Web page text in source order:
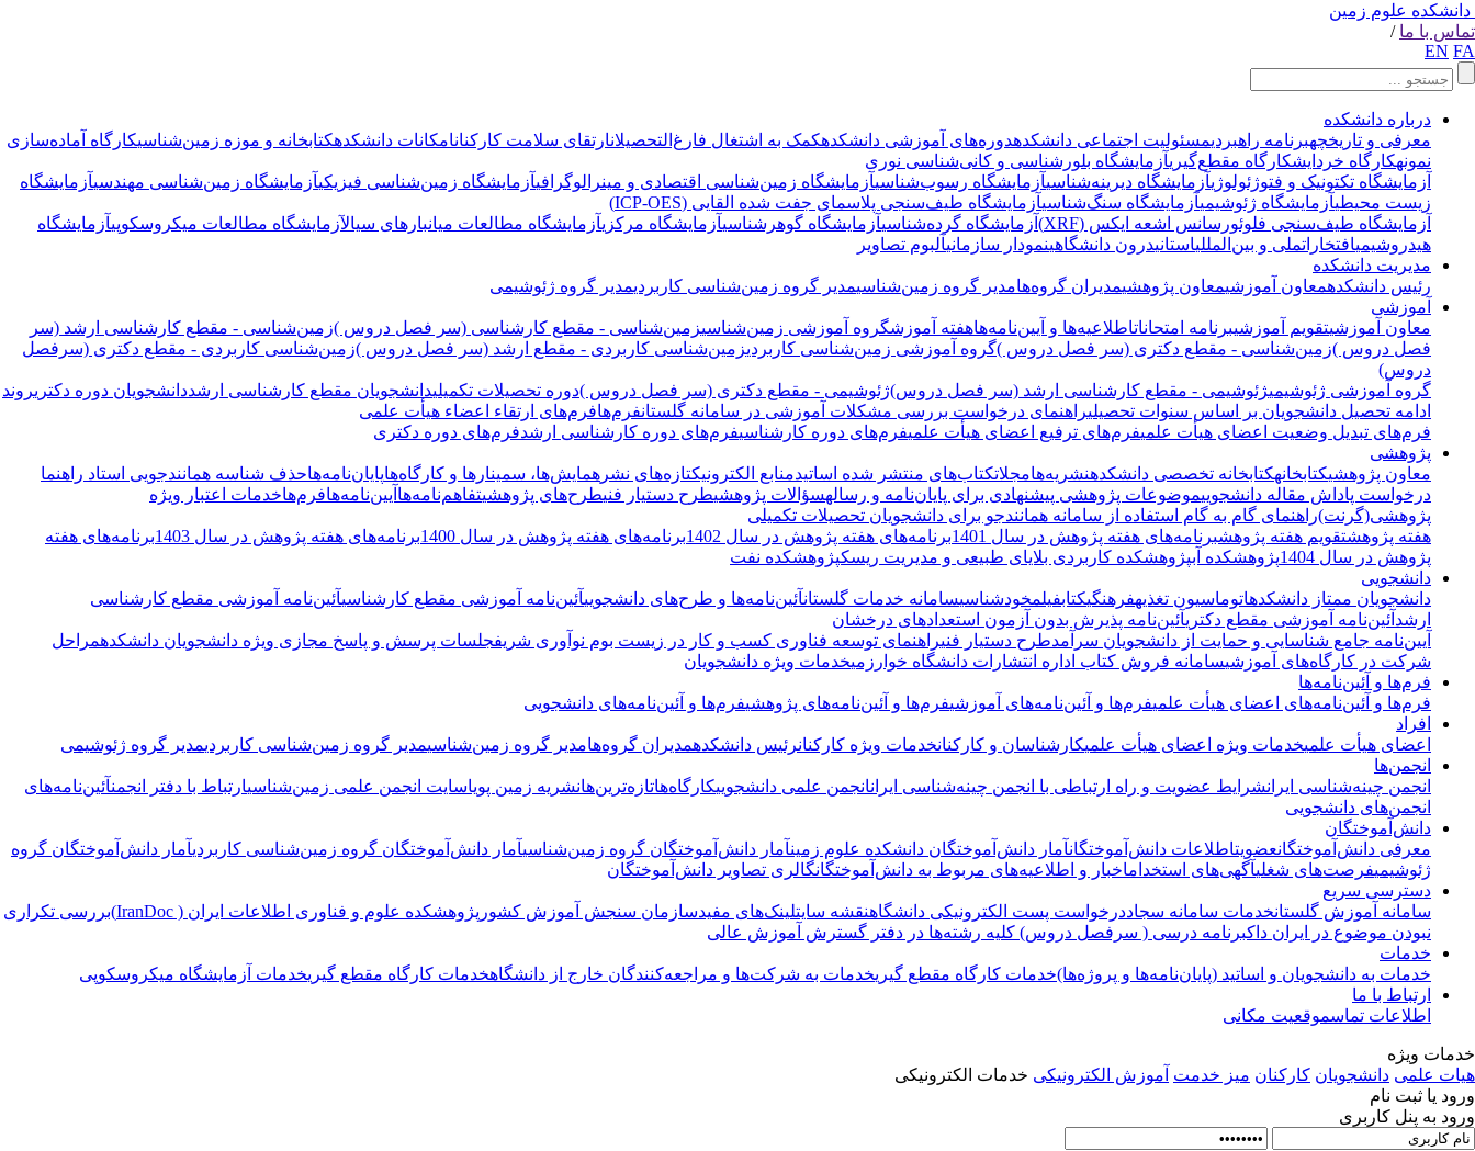
دانشکده علوم زمین
تماس با ما /
EN FA
درباره دانشکده
معرفی و تاریخچهبرنامه راهبردیمسئولیت اجتماعی دانشکدهدوره‌های آموزشی دانشکدهکمک به اشتغال فارغ‌التحصیلانارتقای سلامت کارکنانامکانات دانشکدهکتابخانه و موزه زمین‌شناسیکارگاه آماده‌سازی
نمونهکارگاه خردایشکارگاه مقطع‌گیریآزمایشگاه بلورشناسی و کانی‌شناسی نوری
آزمایشگاه تکتونیک و فتوژئولوژیآزمایشگاه دیرینه‌شناسیآزمایشگاه رسوب‌شناسیآزمایشگاه زمین‌شناسی اقتصادی و مینرالوگرافیآزمایشگاه زمین‌شناسی فیزیکیآزمایشگاه زمین‌شناسی مهندسیآزمایشگاه
زیست محیطیآزمایشگاه ژئوشیمیآزمایشگاه سنگ‌شناسیآزمایشگاه طیف‌سنجی پلاسمای جفت شده القایی (ICP-OES)
آزمایشگاه طیف‌سنجی فلوئورسانس اشعه ایکس (XRF)
آزمایشگاه گرده‌شناسیآزمایشگاه گوهرشناسیآزمایشگاه مرکزیآزمایشگاه مطالعات میانبارهای سیالآزمایشگاه مطالعات میکروسکوپیآزمایشگاه
هیدروشیمیافتخاراتملی و بین‌المللیاستانیدرون دانشگاهینمودار سازمانیآلبوم تصاویر
مدیریت دانشکده
رئیس دانشکدهمعاون آموزشیمعاون پژوهشیمدیران گروه‌هامدیر گروه زمین‌شناسیمدیر گروه زمین‌شناسی کاربردیمدیر گروه ژئوشیمی
آموزشی
معاون آموزشیتقویم آموزشیبرنامه امتحاناتاطلاعیه‌ها و آیین‌نامه‌هاهفته آموزشگروه آموزشی زمین‌شناسیزمین‌شناسی - مقطع کارشناسی (سر فصل دروس )زمین‌شناسی - مقطع کارشناسی ارشد (سر
فصل دروس )زمین‌شناسی - مقطع دکتری (سر فصل دروس )گروه آموزشی زمین‌شناسی کاربردیزمین‌شناسی کاربردی - مقطع ارشد (سر فصل دروس )زمین‌شناسی کاربردی - مقطع دکتری (سرفصل
دروس)
گروه آموزشی ژئوشیمیژئوشیمی - مقطع کارشناسی ارشد (سر فصل دروس)ژئوشیمی - مقطع دکتری (سر فصل دروس )دوره تحصیلات تکمیلیدانشجویان مقطع کارشناسی ارشددانشجویان دوره دکتریروند
ادامه تحصیل دانشجویان بر اساس سنوات تحصیلیراهنمای درخواست بررسی مشکلات آموزشی در سامانه گلستانفرم‌هافرم‌های ارتقاء اعضاء هیأت علمی
فرم‌های تبدیل وضعیت اعضای هیأت علمیفرم‌های ترفیع اعضای هیأت علمیفرم‌های دوره کارشناسیفرم‌های دوره کارشناسی ارشدفرم‌های دوره دکتری
پژوهشی
معاون پژوهشیکتابخانهکتابخانه تخصصی دانشکدهنشریه‌هامجلاتکتاب‌های منتشر شده اساتیدمنابع الکترونیکتازه‌های نشر همایش‌ها، سمینارها و کارگاه‌هاپایان‌نامه‌هاحذف شناسه همانندجویی استاد راهنما
درخواست پاداش مقاله دانشجوییموضوعات پژوهشی پیشنهادی برای پایان‌نامه و رسالهسؤالات پژوهشیطرح دستیار فنیطرح‌های پژوهشیتفاهم‌نامه‌ها آیین‌نامه‌هافرم‌هاخدمات اعتبار ویژه
پژوهشی(گرنت)راهنمای گام به گام استفاده از سامانه همانندجو برای دانشجویان تحصیلات تکمیلی
هفته پژوهشتقویم هفته پژوهشبرنامه‌های هفته پژوهش در سال 1401 برنامه‌های هفته پژوهش در سال 1402 برنامه‌های هفته پژوهش در سال 1400 برنامه‌های هفته پژوهش در سال 1403
برنامه‌های هفته
پژوهش در سال 1404
پژوهشکده آبپژوهشکده کاربردی بلایای طبیعی و مدیریت ریسکپژوهشکده نفت
دانشجویی
دانشجویان ممتاز دانشکدهاتوماسیون تغذیهفرهنگیکتابفیلمخودشناسیسامانه خدمات گلستانآئین‌نامه‌ها و طرح‌های دانشجوییآئین‌نامه آموزشی مقطع کارشناسیآئین‌نامه آموزشی مقطع کارشناسی
ارشد آئین‌نامه آموزشی مقطع دکتریآئین‌نامه پذیرش بدون آزمون استعدادهای درخشان
آیین‌نامه جامع شناسایی و حمایت از دانشجویان سرآمدطرح دستیار فنیراهنمای توسعه فناوری کسب و کار در زیست بوم نوآوری شریفجلسات پرسش و پاسخ مجازی ویژه دانشجویان دانشکدهمراحل
شرکت در کارگاه‌های آموزشیسامانه فروش کتاب اداره انتشارات دانشگاه خوارزمیخدمات ویژه دانشجویان
فرم‌ها و آئین‌نامه‌ها
فرم‌ها و آئین‌نامه‌های اعضای هیأت علمیفرم‌ها و آئین‌نامه‌های آموزشیفرم‌ها و آئین‌نامه‌های پژوهشیفرم‌ها و آئین‌نامه‌های دانشجویی
افراد
اعضای هیأت علمیخدمات ویژه اعضای هیأت علمیکارشناسان و کارکنانخدمات ویژه کارکنانرئیس دانشکدهمدیران گروه‌هامدیر گروه زمین‌شناسیمدیر گروه زمین‌شناسی کاربردیمدیر گروه ژئوشیمی
انجمن‌ها
انجمن چینه‌شناسی ایرانشرایط عضویت و راه ارتباطی با انجمن چینه‌شناسی ایرانانجمن علمی دانشجوییکارگاه‌هاتازه‌ترین‌هانشریه زمین پویاسایت انجمن علمی زمین‌شناسیارتباط با دفتر انجمنآئین‌نامه‌های
انجمن‌های دانشجویی
دانش‌آموختگان
معرفی دانش‌آموختگانعضویتاطلاعات دانش‌آموختگانآمار دانش‌آموختگان دانشکده علوم زمینآمار دانش‌آموختگان گروه زمین‌شناسیآمار دانش‌آموختگان گروه زمین‌شناسی کاربردیآمار دانش‌آموختگان گروه
ژئوشیمیفرصت‌های شغلیآگهی‌های استخداماخبار و اطلاعیه‌های مربوط به دانش‌آموختگانگالری تصاویر دانش‌آموختگان
دسترسی سریع
سامانه آموزش گلستانخدمات سامانه سجاددرخواست پست الکترونیکی دانشگاهنقشه سایتلینک‌های مفیدسازمان سنجش آموزش کشور پژوهشکده علوم و فناوری اطلاعات ایران ( IranDoc)
بررسی تکراری
نبودن موضوع در ایران داکبرنامه درسی ( سرفصل دروس) کلیه رشته‌ها در دفتر گسترش آموزش عالی
خدمات
خدمات به دانشجویان و اساتید (پایان‌نامه‌ها و پروژه‌ها)خدمات کارگاه مقطع گیریخدمات به شرکت‌ها و مراجعه‌کنندگان خارج از دانشگاهخدمات کارگاه مقطع گیریخدمات آزمایشگاه میکروسکوپی
ارتباط با ما
اطلاعات تماسموقعیت مکانی
خدمات ویژه
هیات علمی دانشجویان کارکنان میز خدمت آموزش الکترونیکی خدمات الکترونیکی
ورود یا ثبت نام
ورود به پنل کاربری